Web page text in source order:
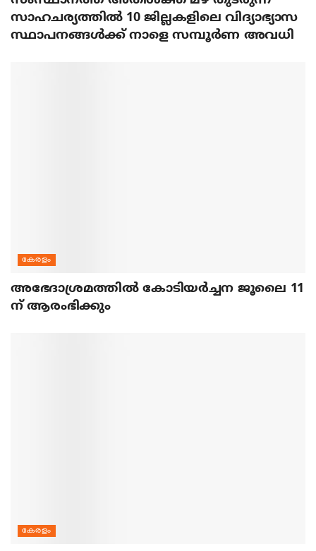
സാഹചര്യത്തിൽ 10 ജില്ലകളിലെ വിദ്യാഭ്യാസ
സ്ഥാപനങ്ങൾക്ക് നാളെ സമ്പൂർണ അവധി
കേരളം
അഭേദാശ്രമത്തില്‍ കോടിയര്‍ച്ചന ജൂലൈ 11
ന് ആരംഭിക്കും
കേരളം